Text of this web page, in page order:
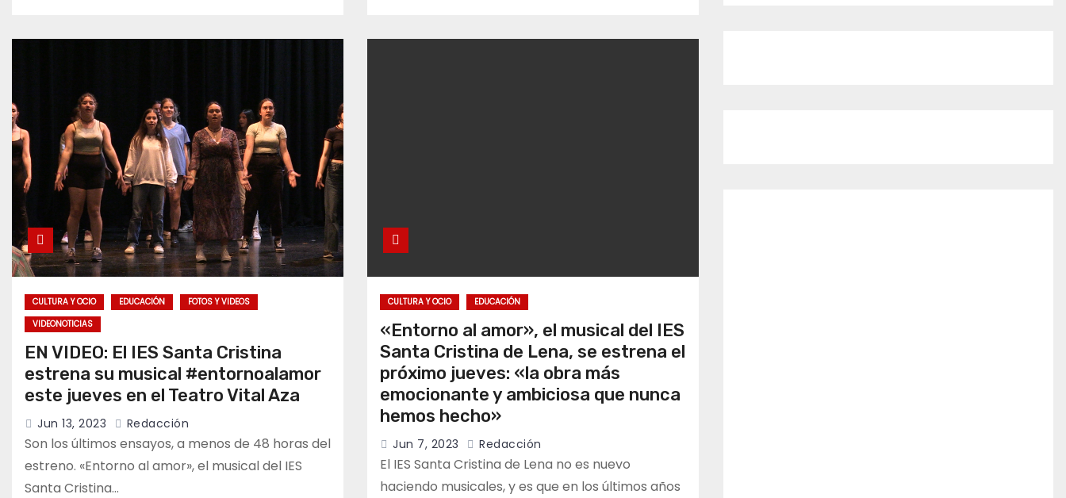
CULTURA Y OCIO EDUCACIÓN
FOTOS Y VIDEOS
VIDEONOTICIAS
EN VIDEO: El IES Santa Cristina
estrena su musical #entornoalamor
este jueves en el Teatro Vital Aza
Jun 13, 2023 Redacción
Son los últimos ensayos, a menos de 48 horas del
estreno. «Entorno al amor», el musical del IES
Santa Cristina…
CULTURA Y OCIO EDUCACIÓN
«Entorno al amor», el musical del IES
Santa Cristina de Lena, se estrena el
próximo jueves: «la obra más
emocionante y ambiciosa que nunca
hemos hecho»
Jun 7, 2023 Redacción
El IES Santa Cristina de Lena no es nuevo
haciendo musicales, y es que en los últimos años